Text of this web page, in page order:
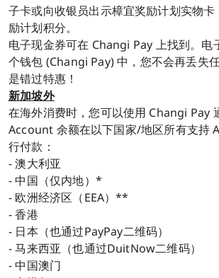
子卡或向收银员出示樟宜奖励计划实物
励计划积分。
电子现金券可在 Changi Pay 上找到。电
个钱包 (Changi Pay) 中，您不会再丢失
是错过特惠！
新加坡外
在海外消费时，您可以使用 Changi Pay
Account 余额在以下国家/地区所有支持
行付款：
- 澳大利亚
- 中国（仅内地）*
- 欧洲经济区（EEA）**
- 香港
- 日本（也通过PayPay二维码）
- 马来西亚（也通过DuitNow二维码）
- 中国澳门